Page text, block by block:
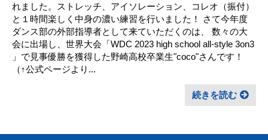
れました。ストレッチ、アイソレーション、コレオ（振付）
と１時間楽しく中身の濃い練習を行いました！ さて今年度
ダンス部の外部指導者として来ていただくのは、 数々の大
会に出場し、世界大会「WDC 2023 high school all-style 3on3
」で見事優勝を獲得した野崎高校卒業生"coco"さんです！
（↑公式ページより...
続きを読む